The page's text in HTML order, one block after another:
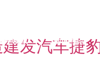
务领域 新闻动态
发汽车捷